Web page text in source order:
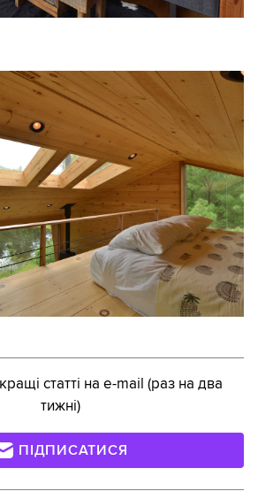
статті на e-mail (раз на два
тижні)
ПІДПИСАТИСЯ